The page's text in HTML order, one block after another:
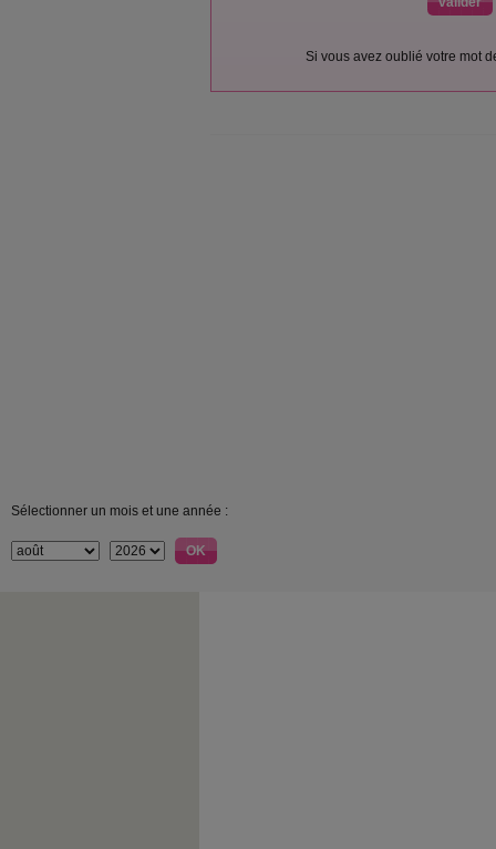
Si vous avez oublié votre mot
Sélectionner un mois et une année :